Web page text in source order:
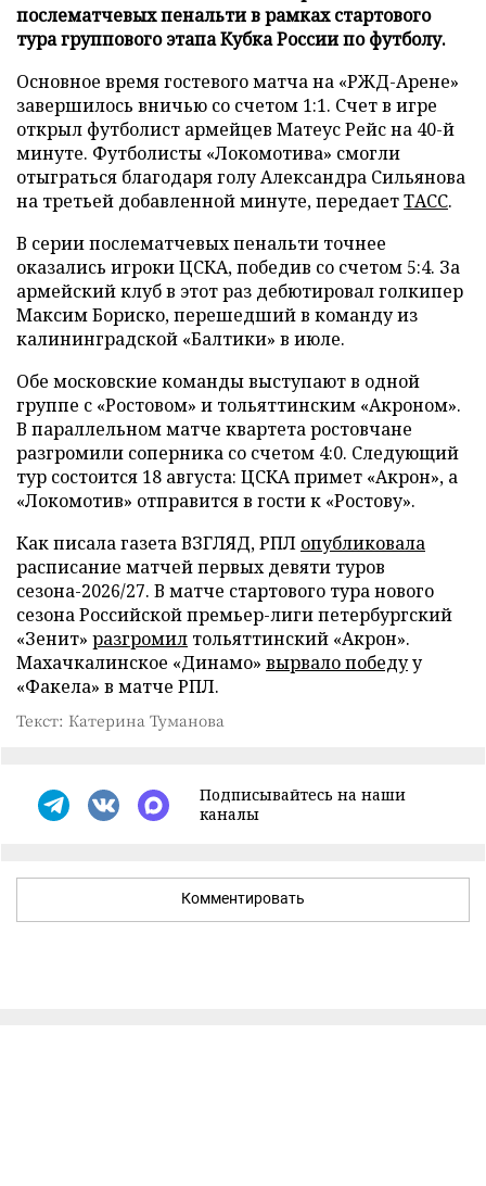
послематчевых пенальти в рамках стартового
тура группового этапа Кубка России по футболу.
Основное время гостевого матча на «РЖД-Арене»
завершилось вничью со счетом 1:1. Счет в игре
открыл футболист армейцев Матеус Рейс на 40-й
минуте. Футболисты «Локомотива» смогли
отыграться благодаря голу Александра Сильянова
на третьей добавленной минуте, передаетТАСС.
В серии послематчевых пенальти точнее
оказались игроки ЦСКА, победив со счетом 5:4. За
армейский клуб в этот раз дебютировал голкипер
Максим Бориско, перешедший в команду из
калининградской «Балтики» в июле.
Обе московские команды выступают в одной
группе с «Ростовом» и тольяттинским «Акроном».
В параллельном матче квартета ростовчане
разгромили соперника со счетом 4:0. Следующий
тур состоится 18 августа: ЦСКА примет «Акрон», а
«Локомотив» отправится в гости к «Ростову».
Как писала газета ВЗГЛЯД, РПЛ опубликовала
расписание матчей первых девяти туров
сезона-2026/27. В матче стартового тура нового
сезона Российской премьер-лиги петербургский
«Зенит» разгромил тольяттинский «Акрон».
Махачкалинское «Динамо» вырвало победуу
«Факела» в матче РПЛ.
Текст: Катерина Туманова
Подписывайтесь на наши
каналы
Комментировать